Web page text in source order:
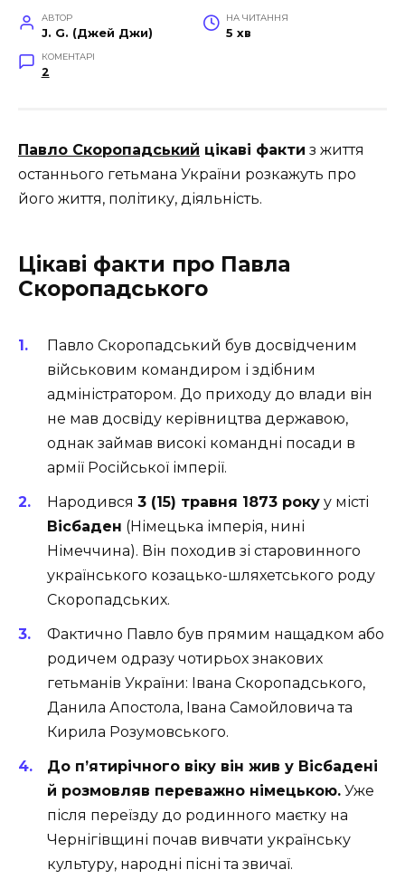
АВТОР
J. G. (Джей Джи)
НА ЧИТАННЯ
5 хв
КОМЕНТАРІ
2
Павло Скоропадський цікаві факти з життя
останнього гетьмана України розкажуть про
його життя, політику, діяльність.
Цікаві факти про Павла
Скоропадського
Павло Скоропадський був досвідченим
військовим командиром і здібним
адміністратором. До приходу до влади він
не мав досвіду керівництва державою,
однак займав високі командні посади в
армії Російської імперії.
Народився 3 (15) травня 1873 року у місті
Вісбаден (Німецька імперія, нині
Німеччина). Він походив зі старовинного
українського козацько-шляхетського роду
Скоропадських.
Фактично Павло був прямим нащадком або
родичем одразу чотирьох знакових
гетьманів України: Івана Скоропадського,
Данила Апостола, Івана Самойловича та
Кирила Розумовського.
До п’ятирічного віку він жив у Вісбадені
й розмовляв переважно німецькою. Уже
після переїзду до родинного маєтку на
Чернігівщині почав вивчати українську
культуру, народні пісні та звичаї.